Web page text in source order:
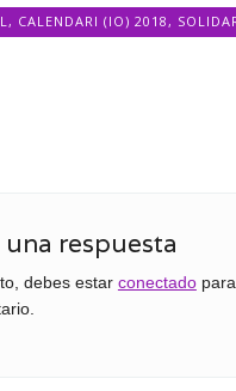
, CALENDARI (IO) 2018,
navigation
una respuesta
debes estar conectadopara